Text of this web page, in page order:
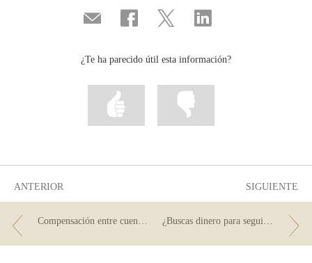
Compartir
por
Compartir
en
Compartir
en
Compartir
en
¿Te ha parecido útil esta información?
Marcar
información
ANTERIOR SIGUIENTE